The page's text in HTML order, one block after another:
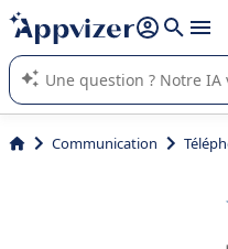
répondre (plusieurs lignes avec
L'IA de Appvizer vous guide
logiciel SaaS en entreprise.
Communication